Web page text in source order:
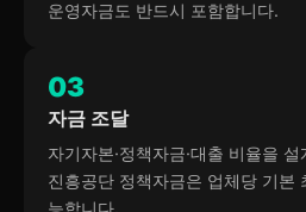
운영자금도 반드시 포함합니다.
03
자금 조달
자기자본·정책자금·대출 비율을
진흥공단 정책자금은 업체당 기본
능합니다.